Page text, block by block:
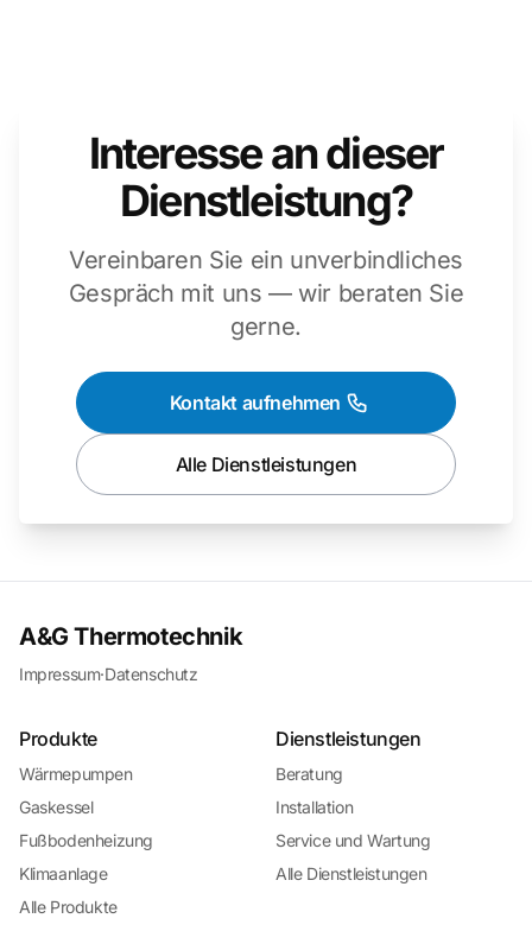
Interesse an dieser
Dienstleistung?
Vereinbaren Sie ein unverbindliches
Gespräch mit uns — wir beraten Sie
gerne.
Kontakt aufnehmen
Alle Dienstleistungen
A&G Thermotechnik
Impressum·Datenschutz
Produkte
Wärmepumpen
Gaskessel
Fußbodenheizung
Klimaanlage
Alle Produkte
Dienstleistungen
Beratung
Installation
Service und Wartung
Alle Dienstleistungen